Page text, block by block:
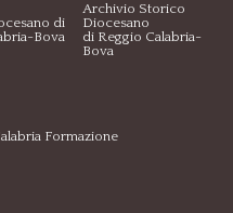
Archivio Storico
Diocesano
di Reggio Calabria-
Bova